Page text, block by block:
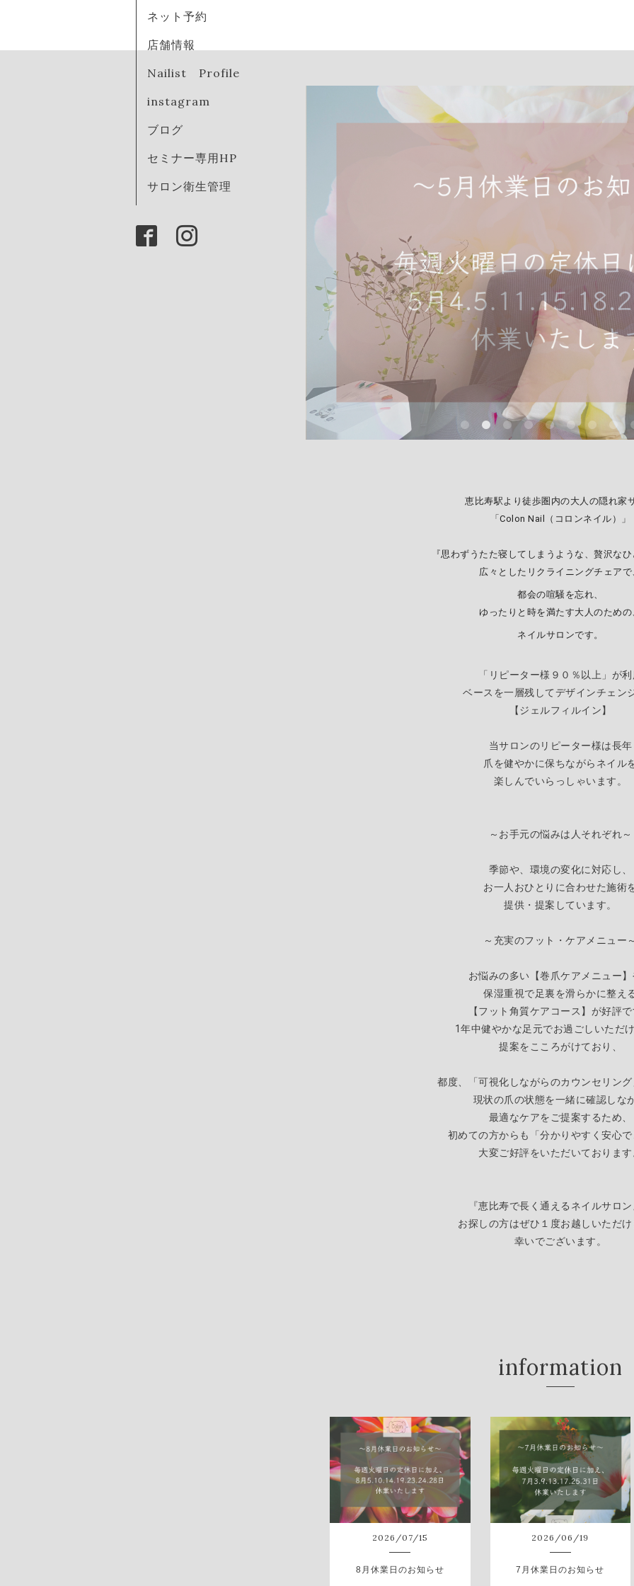
ネット予約
店舗情報
Nailist Profile
instagram
ブログ
セミナー専用HP
サロン衛生管理
New☆オプションフット「角質ケ
Salon blog
巻爪ケアのご案内
New Nail design
Foot design
恵比寿駅より徒歩圏内の大人の隠れ家
「Colon Nail（コロンネイル）」
『思わずうたた寝してしまうような、贅沢なひ
広々としたリクライニングチェアで
都会の喧騒を忘れ、
ゆったりと時を満たす大人のための
ネイルサロンです。
「リピーター様９０％以上」が利
ベースを一層残してデザインチェン
【ジェルフィルイン】
当サロンのリピーター様は長年
爪を健やかに保ちながらネイル
楽しんでいらっしゃいます。
～お手元の悩みは人それぞれ～
季節や、環境の変化に対応し、
お一人おひとりに合わせた施術
提供・提案しています。
～充実のフット・ケアメニュー～
お悩みの多い【巻爪ケアメニュー】
保湿重視で足裏を滑らかに整え
【フット角質ケアコース】が好評で
1年中健やかな足元でお過ごしいただ
提案をこころがけており、
都度、「可視化しながらのカウンセリング
現状の爪の状態を一緒に確認しな
最適なケアをご提案するため
初めての方からも「分かりやすく安心で
大変ご好評をいただいております
『恵比寿で長く通えるネイルサロン
お探しの方はぜひ１度お越しいただけ
幸いでございます。
information
2026 /07/15
8月休業日のお知らせ
2026 /06 /19
7月休業日のお知らせ